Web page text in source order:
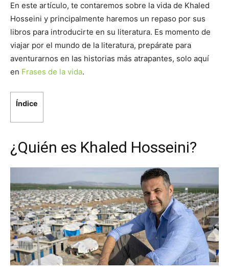
En este artículo, te contaremos sobre la vida de Khaled
Hosseini y principalmente haremos un repaso por sus
libros para introducirte en su literatura. Es momento de
viajar por el mundo de la literatura, prepárate para
aventurarnos en las historias más atrapantes, solo aquí
en Frases de la vida.
Índice
¿Quién es Khaled Hosseini?